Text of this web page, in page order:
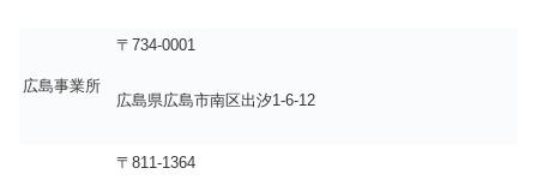
広島事業所
〒734-0001
広島県広島市南区出汐1-6-12
〒811-1364